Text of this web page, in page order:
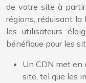
de votre site à
régions, réduisant
les utilisateurs
bénéfique pour les
Un CDN met en
site, tel que les